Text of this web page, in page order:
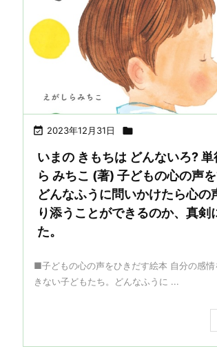
 2023年12月31日 
いまの きもちは どんないろ? 単
ら みちこ (著) 子どもの心の声
どんなふうに問いかけたら心の
り添うことができるのか、真剣
た。
■子どもの心の声をひきだす絵本 自分の感
きない子どもたち。どんなふうに ...